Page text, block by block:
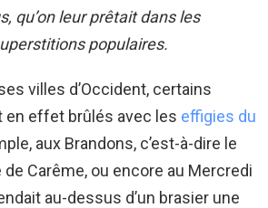
qu’on leur prêtait dans les
populaires.
villes d’Occident, certains
en effet brûlés avec les effigies du
aux Brandons, c’est-à-dire le
Carême, ou encore au Mercredi
au-dessus d’un brasier une